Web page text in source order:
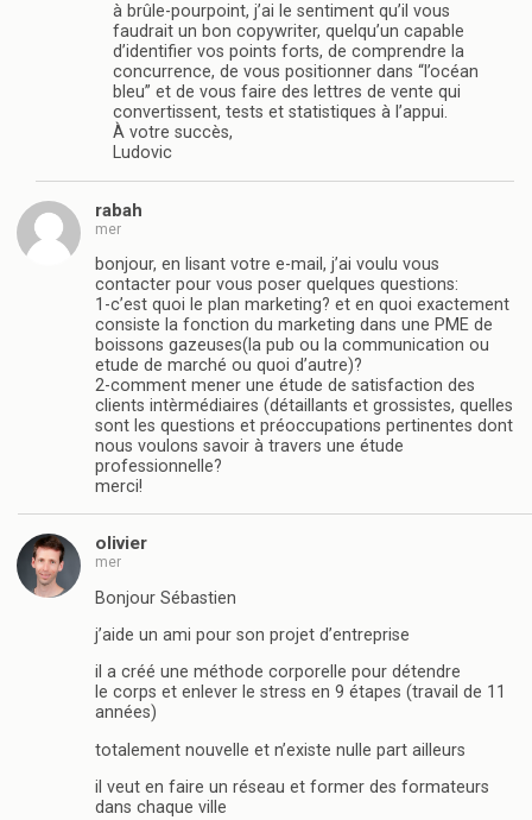
à brûle-pourpoint, j’ai le sentiment qu’il vous
faudrait un bon copywriter, quelqu’un capable
d’identifier vos points forts, de comprendre la
concurrence, de vous positionner dans “l’océan
bleu” et de vous faire des lettres de vente qui
convertissent, tests et statistiques à l’appui.
À votre succès,
Ludovic
rabah
mer
bonjour, en lisant votre e-mail, j’ai voulu vous
contacter pour vous poser quelques questions:
1-c’est quoi le plan marketing? et en quoi exactement
consiste la fonction du marketing dans une PME de
boissons gazeuses(la pub ou la communication ou
etude de marché ou quoi d’autre)?
2-comment mener une étude de satisfaction des
clients intèrmédiaires (détaillants et grossistes, quelles
sont les questions et préoccupations pertinentes dont
nous voulons savoir à travers une étude
professionnelle?
merci!
olivier
mer
Bonjour Sébastien
j’aide un ami pour son projet d’entreprise
il a créé une méthode corporelle pour détendre
le corps et enlever le stress en 9 étapes (travail de 11
années)
totalement nouvelle et n’existe nulle part ailleurs
il veut en faire un réseau et former des formateurs
dans chaque ville